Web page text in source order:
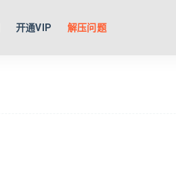
开通VIP 解压问题